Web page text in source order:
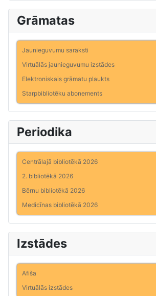
Grāmatas
Jaunieguvumu saraksti
Virtuālās jaunieguvumu izstādes
Elektroniskais grāmatu plaukts
Starpbibliotēku abonements
Periodika
Centrālajā bibliotēkā 2026
2. bibliotēkā 2026
Bērnu bibliotēkā 2026
Medicīnas bibliotēkā 2026
Izstādes
Afiša
Virtuālās izstādes